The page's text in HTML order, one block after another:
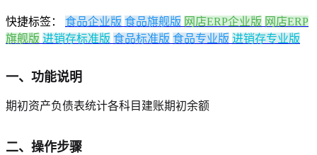
快捷标签： 食品企业版 食品旗舰版 网店ERP企业版 网店ERP
旗舰版 进销存标准版 食品标准版 食品专业版 进销存专业版
一、功能说明
期初资产负债表统计各科目建账期初余额
二、操作步骤